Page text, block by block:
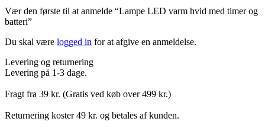
Vær den første til at anmelde “Lampe LED varm hvid med timer og
batteri”
Du skal være logged in for at afgive en anmeldelse.
Levering og returnering
Levering på 1-3 dage.
Fragt fra 39 kr. (Gratis ved køb over 499 kr.)
Returnering koster 49 kr. og betales af kunden.